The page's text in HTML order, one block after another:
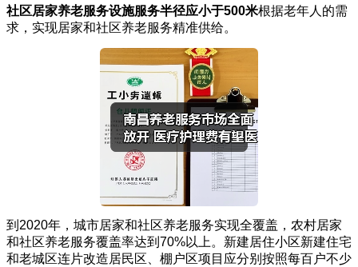
社区居家养老服务设施服务半径应小于500米根据老年人的需
求，实现居家和社区养老服务精准供给。
到2020年，城市居家和社区养老服务实现全覆盖，农村居家
和社区养老服务覆盖率达到70%以上。新建居住小区新建住宅
和老城区连片改造居民区、棚户区项目应分别按照每百户不少